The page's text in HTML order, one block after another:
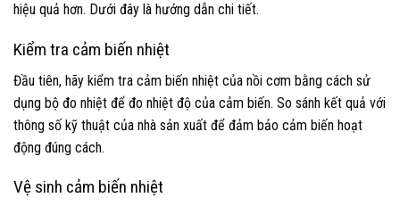
hiệu quả hơn. Dưới đây là hướng dẫn chi tiết.
Kiểm tra cảm biến nhiệt
Đầu tiên, hãy kiểm tra cảm biến nhiệt của nồi cơm bằng cách sử
dụng bộ đo nhiệt để đo nhiệt độ của cảm biến. So sánh kết quả với
thông số kỹ thuật của nhà sản xuất để đảm bảo cảm biến hoạt
động đúng cách.
Vệ sinh cảm biến nhiệt